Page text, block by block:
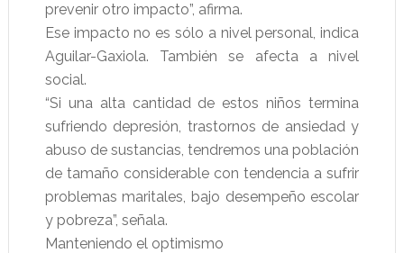
prevenir otro impacto”, afirma.
Ese impacto no es sólo a nivel personal, indica
Aguilar-Gaxiola. También se afecta a nivel
social.
“Si una alta cantidad de estos niños termina
sufriendo depresión, trastornos de ansiedad y
abuso de sustancias, tendremos una población
de tamaño considerable con tendencia a sufrir
problemas maritales, bajo desempeño escolar
y pobreza”, señala.
Manteniendo el optimismo